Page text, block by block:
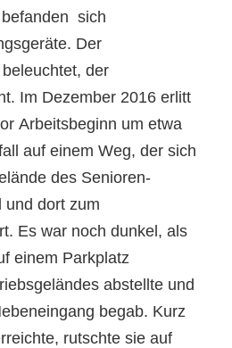
sich
Der
der
Im Dezember 2016 erlitt
Arbeitsbeginn um etwa
auf einem Weg, der sich
des Senioren-
und dort zum
Es war noch dunkel, als
einem Parkplatz
abstellte und
begab. Kurz
rutschte sie auf